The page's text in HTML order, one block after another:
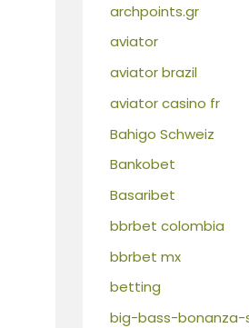
archpoints.gr
aviator
aviator brazil
aviator casino fr
Bahigo Schweiz
Bankobet
Basaribet
bbrbet colombia
bbrbet mx
betting
big-bass-bonanza-